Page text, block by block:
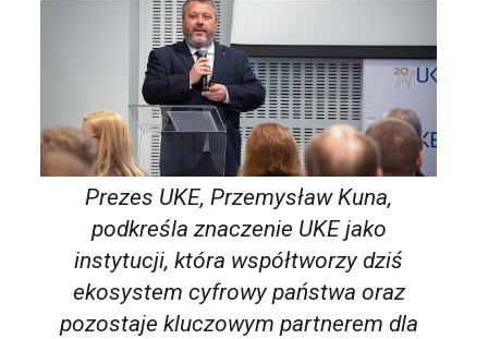
Prezes UKE, Przemysław Kuna,
podkreśla znaczenie UKE jako
instytucji, która współtworzy dziś
ekosystem cyfrowy państwa oraz
pozostaje kluczowym partnerem dla